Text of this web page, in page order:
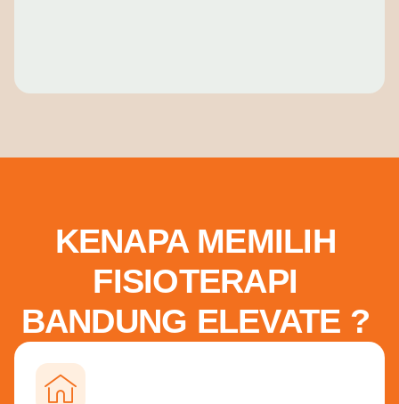
KENAPA MEMILIH
FISIOTERAPI
BANDUNG ELEVATE ?